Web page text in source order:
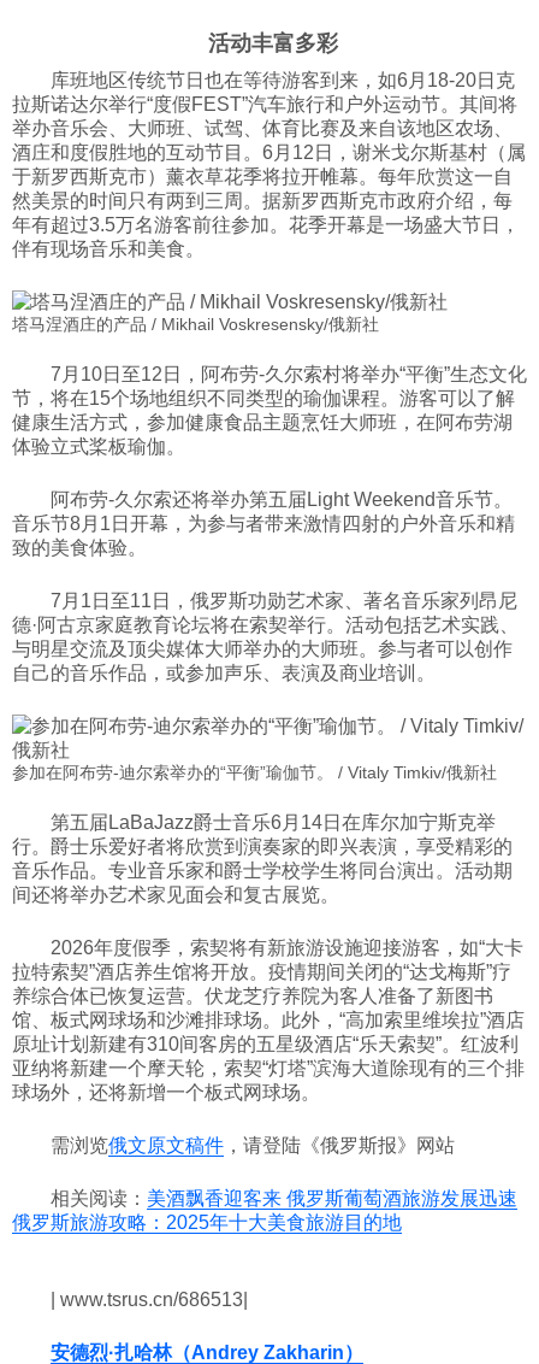
活动丰富多彩
库班地区传统节日也在等待游客到来，如6月18-20日克
拉斯诺达尔举行“度假FEST”汽车旅行和户外运动节。其间将
举办音乐会、大师班、试驾、体育比赛及来自该地区农场、
酒庄和度假胜地的互动节目。6月12日，谢米戈尔斯基村（属
于新罗西斯克市）薰衣草花季将拉开帷幕。每年欣赏这一自
然美景的时间只有两到三周。据新罗西斯克市政府介绍，每
年有超过3.5万名游客前往参加。花季开幕是一场盛大节日，
伴有现场音乐和美食。
塔马涅酒庄的产品 / Mikhail Voskresensky/俄新社
7月10日至12日，阿布劳-久尔索村将举办“平衡”生态文化
节，将在15个场地组织不同类型的瑜伽课程。游客可以了解
健康生活方式，参加健康食品主题烹饪大师班，在阿布劳湖
体验立式桨板瑜伽。
阿布劳-久尔索还将举办第五届Light Weekend音乐节。
音乐节8月1日开幕，为参与者带来激情四射的户外音乐和精
致的美食体验。
7月1日至11日，俄罗斯功勋艺术家、著名音乐家列昂尼
德·阿古京家庭教育论坛将在索契举行。活动包括艺术实践、
与明星交流及顶尖媒体大师举办的大师班。参与者可以创作
自己的音乐作品，或参加声乐、表演及商业培训。
参加在阿布劳-迪尔索举办的“平衡”瑜伽节。 / Vitaly Timkiv/俄新社
第五届LaBaJazz爵士音乐6月14日在库尔加宁斯克举
行。爵士乐爱好者将欣赏到演奏家的即兴表演，享受精彩的
音乐作品。专业音乐家和爵士学校学生将同台演出。活动期
间还将举办艺术家见面会和复古展览。
2026年度假季，索契将有新旅游设施迎接游客，如“大卡
拉特索契”酒店养生馆将开放。疫情期间关闭的“达戈梅斯”疗
养综合体已恢复运营。伏龙芝疗养院为客人准备了新图书
馆、板式网球场和沙滩排球场。此外，“高加索里维埃拉”酒店
原址计划新建有310间客房的五星级酒店“乐天索契”。红波利
亚纳将新建一个摩天轮，索契“灯塔”滨海大道除现有的三个排
球场外，还将新增一个板式网球场。
需浏览俄文原文稿件 ，请登陆《俄罗斯报》网站
相关阅读： 美酒飘香迎客来 俄罗斯葡萄酒旅游发展迅速
俄罗斯旅游攻略：2025年十大美食旅游目的地
| www.tsrus.cn/686513|
安德烈·扎哈林（Andrey Zakharin）